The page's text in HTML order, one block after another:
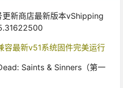
更新商店最新版本vShipping
容最新v51系统固件完美运行
Saints & Sinners（第一